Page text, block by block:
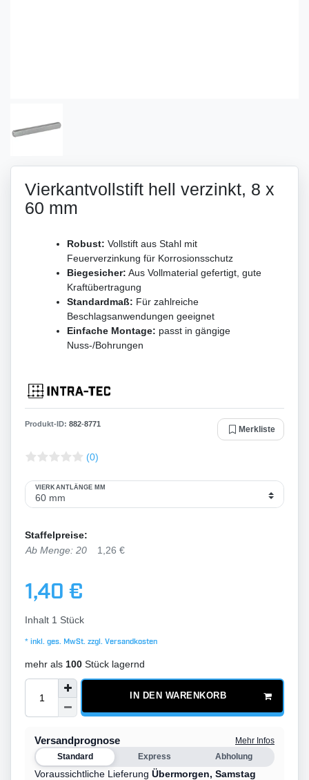
Vierkantvollstift hell verzinkt, 8 x
60 mm
Robust: Vollstift aus Stahl mit
Feuerverzinkung für Korrosionsschutz
Biegesicher: Aus Vollmaterial gefertigt, gute
Kraftübertragung
Standardmaß: Für zahlreiche
Beschlagsanwendungen geeignet
Einfache Montage: passt in gängige
Nuss-/Bohrungen
Produkt-ID: 882-8771
Merkliste
(0)
VIERKANTLÄNGE MM
Staffelpreise:
Ab Menge: 20
1,26 €
1,40 €
Inhalt 1 Stück
* inkl. ges. MwSt. zzgl. Versandkosten
mehr als 100 Stück lagernd
IN DEN WARENKORB
Versandprognose
Mehr Infos
Standard
Express Abholung
Voraussichtliche Lieferung Übermorgen, Samstag